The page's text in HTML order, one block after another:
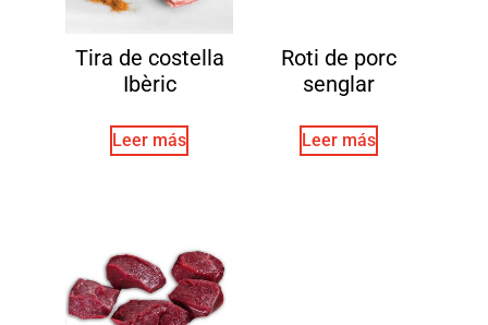
Tira de costella
Ibèric
Leer más
Roti de porc
senglar
Leer más